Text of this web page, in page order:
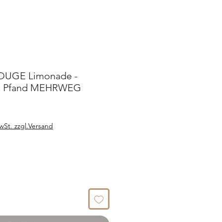
Limonade -
MEHRWEG
zzgl.Versand